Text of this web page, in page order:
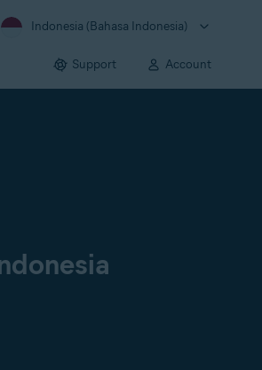
Indonesia (Bahasa Indonesia)
Support Account